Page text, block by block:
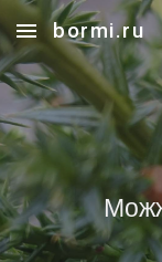
Skip to main
bormi.ru